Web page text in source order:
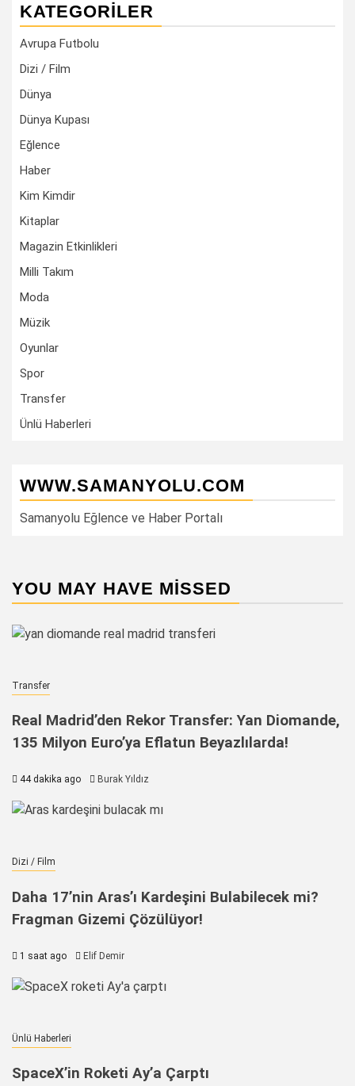
KATEGORILER
Avrupa Futbolu
Dizi / Film
Dünya
Dünya Kupası
Eğlence
Haber
Kim Kimdir
Kitaplar
Magazin Etkinlikleri
Milli Takım
Moda
Müzik
Oyunlar
Spor
Transfer
Ünlü Haberleri
WWW.SAMANYOLU.COM
Samanyolu Eğlence ve Haber Portalı
YOU MAY HAVE MISSED
Transfer
Real Madrid’den Rekor Transfer: Yan Diomande,
135 Milyon Euro’ya Eflatun Beyazlılarda!
44 dakika ago Burak Yıldız
Dizi / Film
Daha 17’nin Aras’ı Kardeşini Bulabilecek mi?
Fragman Gizemi Çözülüyor!
1 saat ago Elif Demir
Ünlü Haberleri
SpaceX’in Roketi Ay’a Çarptı